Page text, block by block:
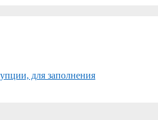
для заполнения